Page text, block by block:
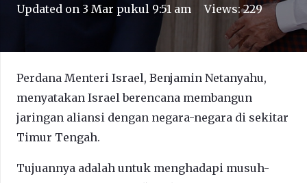
Updated on 3 Mar pukul 9:51 am Views:229
Perdana Menteri Israel, Benjamin Netanyahu,
menyatakan Israel berencana membangun
jaringan aliansi dengan negara-negara di sekitar
Timur Tengah.
Tujuannya adalah untuk menghadapi musuh-